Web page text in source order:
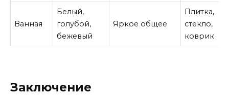
Ванная
Белый,
голубой,
бежевый
Яркое общее
Плитка,
стекло,
коврик
Заключение